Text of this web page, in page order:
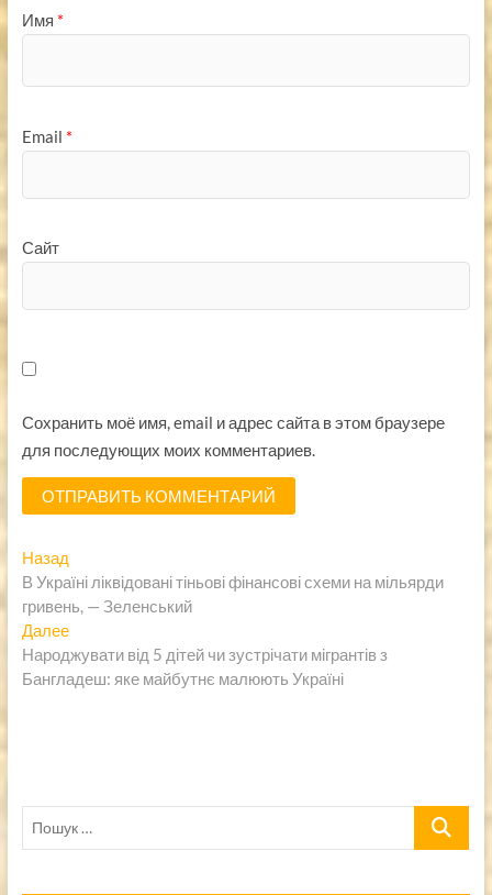
Имя *
Email *
Сайт
Сохранить моё имя, email и адрес сайта в этом браузере
для последующих моих комментариев.
Навигация
по
записям
НазадПредыдущая
запись:
В Україні ліквідовані тіньові фінансові схеми на мільярди
гривень, — Зеленський
ДалееСледующая
запись:
Народжувати від 5 дітей чи зустрічати мігрантів з
Бангладеш: яке майбутнє малюють Україні
Пошук